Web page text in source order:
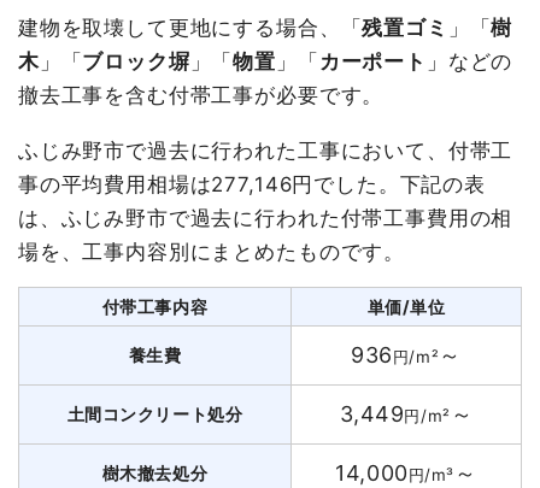
建物を取壊して更地にする場合、「残置ゴミ 」「樹
木」「 ブロック塀 」「物置 」「 カーポート 」などの
撤去工事を含む付帯工事が必要です。
ふじみ野市で過去に行われた工事において、付帯工
事の平均費用相場は277,146円でした。下記の表
は、ふじみ野市で過去に行われた付帯工事費用の相
場を、工事内容別にまとめたものです。
付帯工事内容 単価/単位
養生費 936円/m² ～
土間コンクリート処分 3,449円/m² ～
樹木撤去処分 14,000円/m³ ～